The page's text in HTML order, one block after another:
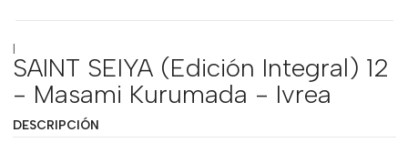
|
SAINT SEIYA (Edición Integral) 12
- Masami Kurumada - Ivrea
DESCRIPCIÓN